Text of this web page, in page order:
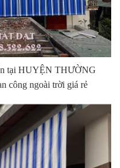
tại HUYỆN THƯỜNG
công ngoài trời giá rẻ